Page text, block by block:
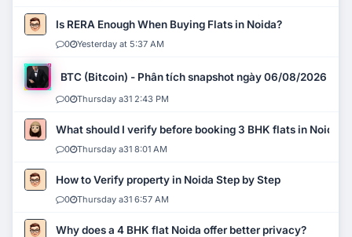
Is RERA Enough When Buying Flats in Noida?
0 Yesterday at 5:37 AM
BTC (Bitcoin) - Phân tích snapshot ngày 06/08/2026
0 Thursday a31 2:43 PM
What should I verify before booking 3 BHK flats in Noida?
0 Thursday a31 8:01 AM
How to Verify property in Noida Step by Step
0 Thursday a31 6:57 AM
Why does a 4 BHK flat Noida offer better privacy?